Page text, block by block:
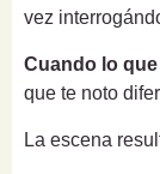
vez
Cuando lo
que te noto
La escena